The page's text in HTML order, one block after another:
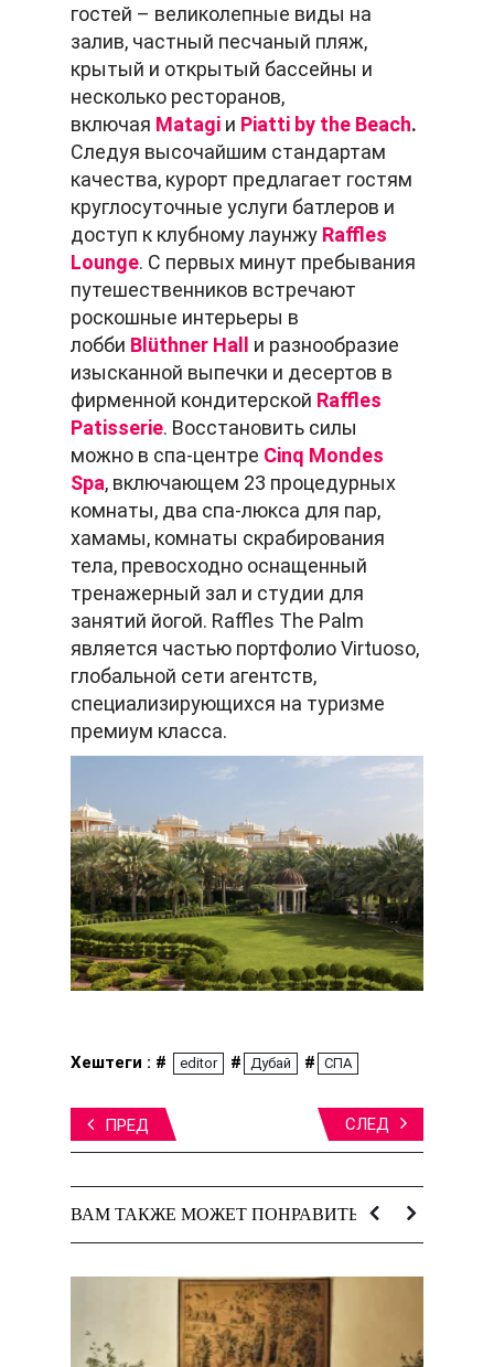
гостей – великолепные виды на
залив, частный песчаный пляж,
крытый и открытый бассейны и
несколько ресторанов,
включая Matagi и Piatti by the Beach.
Следуя высочайшим стандартам
качества, курорт предлагает гостям
круглосуточные услуги батлеров и
доступ к клубному лаунжу Raffles
Lounge. С первых минут пребывания
путешественников встречают
роскошные интерьеры в
лобби Blüthner Hall
и разнообразие
изысканной выпечки и десертов в
фирменной кондитерской Raffles
Patisserie. Восстановить силы
можно в спа-центре Cinq Mondes
Spa, включающем 23 процедурных
комнаты, два спа-люкса для пар,
хамамы, комнаты скрабирования
тела, превосходно оснащенный
тренажерный зал и студии для
занятий йогой. Raffles The Palm
является частью портфолио Virtuoso,
глобальной сети агентств,
специализирующихся на туризме
премиум класса.
Хештеги : # editor # Дубай # СПА
ПРЕД СЛЕД
ВАМ ТАКЖЕ МОЖЕТ ПОНРАВИТЬСЯ: